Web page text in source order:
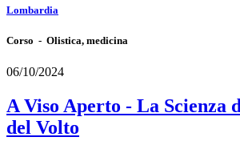
Lombardia
Corso - Olistica, medicina
06/10/2024
A Viso Aperto - La Scienza
del Volto